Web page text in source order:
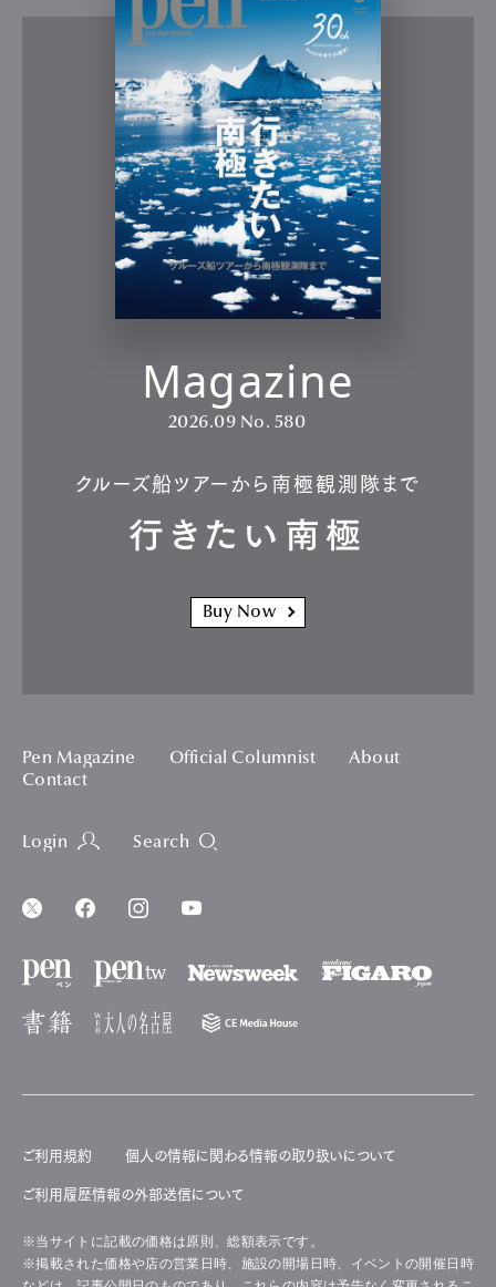
Magazine
2026.09 No. 580
クルーズ船ツアーから南極観測隊まで
行きたい南極
Buy Now
Pen Magazine Official Columnist
About
Contact
Login Search
ご利用規約 個人の情報に関わる情報の取り扱いについて
ご利用履歴情報の外部送信について
※当サイトに記載の価格は原則、総額表示です。
※掲載された価格や店の営業日時、施設の開場日時、イベントの開催日時